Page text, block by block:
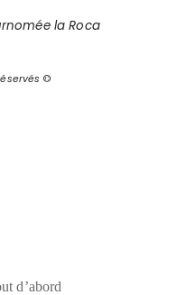
la Roca
©
d’abord